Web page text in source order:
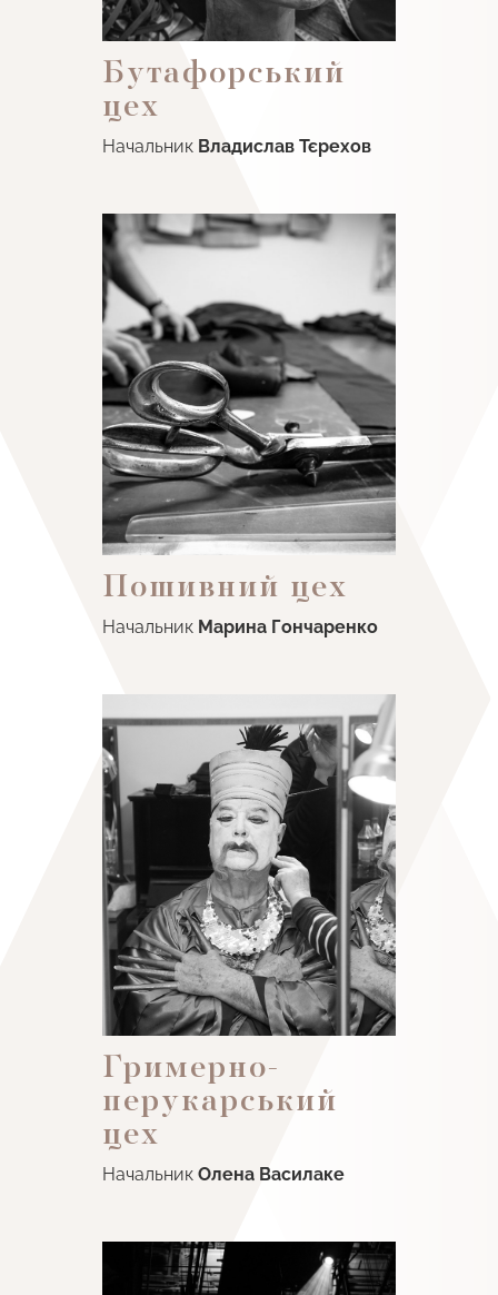
Бутафорський
цех
НачальникВладислав Тєрехов
Пошивний цех
Начальник Марина Гончаренко
Гримерно-
перукарський
цех
НачальникОлена Василаке